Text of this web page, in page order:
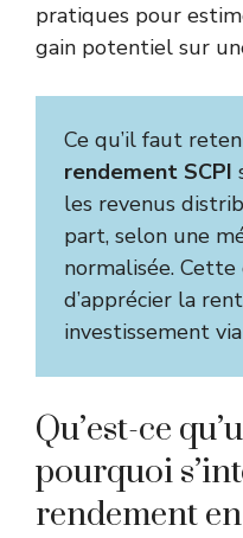
pratiques pour
gain potentiel sur
Ce qu’il faut
rendement SCPI
les revenus
part, selon une
normalisée.
d’apprécier la
investissement
Qu’est-ce
pourquoi
rendement